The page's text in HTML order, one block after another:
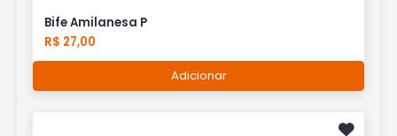
Bife Amilanesa P
R$ 27,00
Adicionar